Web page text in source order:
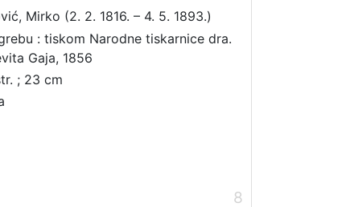
Mirko (2. 2. 1816. – 4. 5. 1893.)
: tiskom Narodne tiskarnice dra.
Gaja, 1856
; 23 cm
8